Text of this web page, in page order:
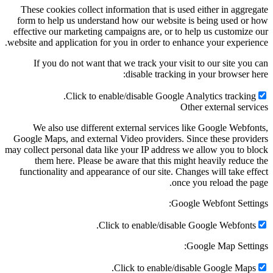
These cookies collect information that is used either in
form to help us understand how our website is being used or
effective our marketing campaigns are, or to help us customize
website and application for you in order to enhance your
If you do not want that we track your visit to our site you
disable tracking in your browser
Click to enable/disable Google Analytics tracking.
Other external
We also use different external services like Google
Google Maps, and external Video providers. Since these
may collect personal data like your IP address we allow you to
them here. Please be aware that this might heavily reduce
functionality and appearance of our site. Changes will take
once you reload the
Google Webfont
Click to enable/disable Google Webfonts.
Google Map
Click to enable/disable Google Maps.